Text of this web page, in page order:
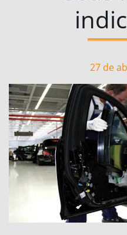
27 de